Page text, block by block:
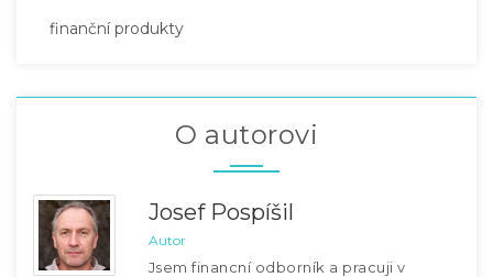
finanční produkty
O autorovi
Josef Pospíšil
Autor
Jsem financní odborník a pracuji v